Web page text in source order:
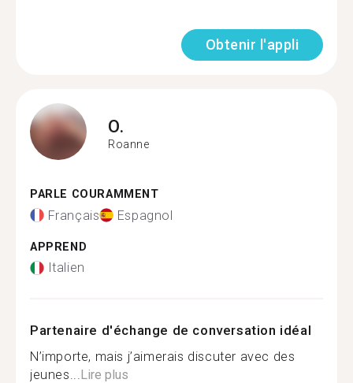
Obtenir l'appli
O.
Roanne
PARLE COURAMMENT
Français Espagnol
APPREND
Italien
Partenaire d'échange de conversation idéal
N’importe, mais j’aimerais discuter avec des
jeunes...Lire plus